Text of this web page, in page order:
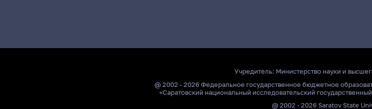
Учредитель: Министерство науки и
@ 2002 - 2026 Федеральное государственное бюджетное
«Саратовский национальный исследовательский
@ 2002 - 2026 Saratov State